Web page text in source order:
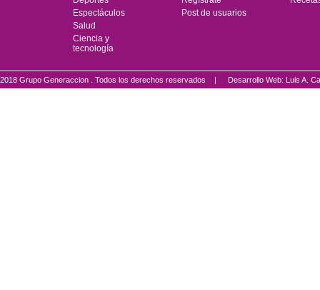
Espectáculos
Salud
Ciencia y
tecnología
Post de usuarios
2018 Grupo Generaccion . Todos los derechos reservados | Desarrollo Web: Luis